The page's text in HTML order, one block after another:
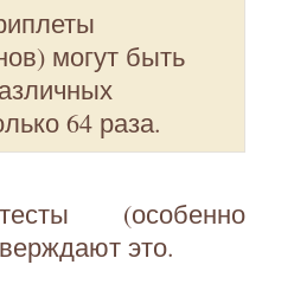
могут быть
64 раза.
(особенно
это.